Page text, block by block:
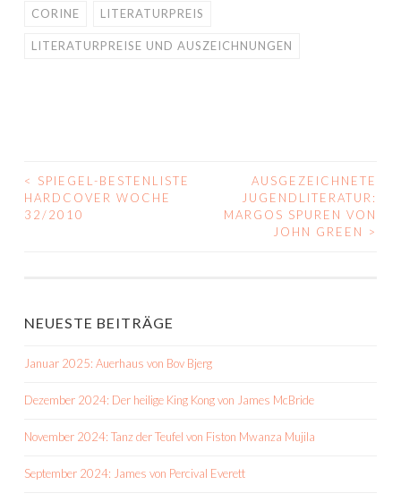
CORINE LITERATURPREIS
LITERATURPREISE UND AUSZEICHNUNGEN
BEITRAGS-
NAVIGATION
<
SPIEGEL-BESTENLISTE
HARDCOVER WOCHE
32/2010
AUSGEZEICHNETE
JUGENDLITERATUR:
MARGOS SPUREN VON
JOHN GREEN
>
NEUESTE BEITRÄGE
Januar 2025: Auerhaus von Bov Bjerg
Dezember 2024: Der heilige King Kong von James McBride
November 2024: Tanz der Teufel von Fiston Mwanza Mujila
September 2024: James von Percival Everett